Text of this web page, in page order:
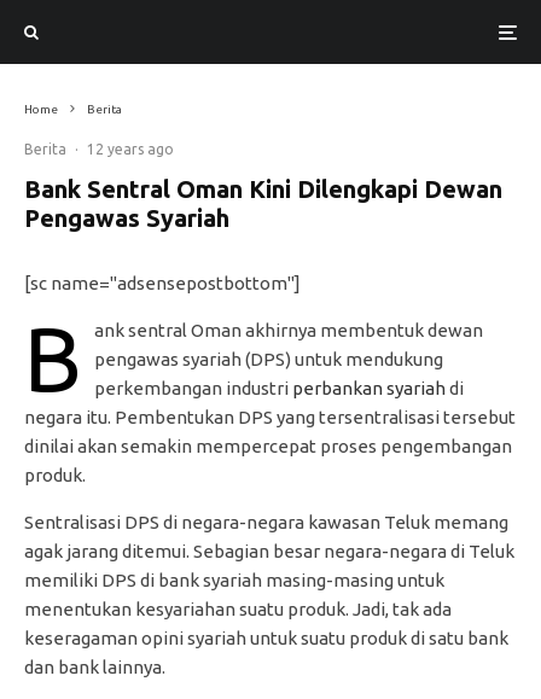
Home Berita
Berita · 12 years ago
Bank Sentral Oman Kini Dilengkapi Dewan
Pengawas Syariah
[sc name="adsensepostbottom"]
B
ank sentral Oman akhirnya membentuk dewan
pengawas syariah (DPS) untuk mendukung
perkembangan industri perbankan syariahdi
negara itu. Pembentukan DPS yang tersentralisasi tersebut
dinilai akan semakin mempercepat proses pengembangan
produk.
Sentralisasi DPS di negara-negara kawasan Teluk memang
agak jarang ditemui. Sebagian besar negara-negara di Teluk
memiliki DPS di bank syariah masing-masing untuk
menentukan kesyariahan suatu produk. Jadi, tak ada
keseragaman opini syariah untuk suatu produk di satu bank
dan bank lainnya.